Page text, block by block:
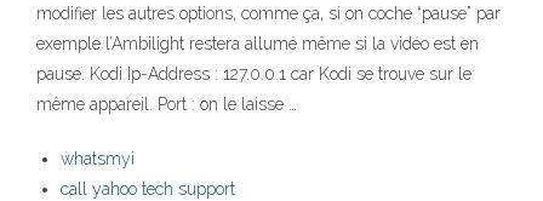
modifier les autres options, comme ça, si on coche “pause” par
exemple l’Ambilight restera allumé même si la vidéo est en
pause. Kodi Ip-Address : 127.0.0.1 car Kodi se trouve sur le
même appareil. Port : on le laisse …
whatsmyi
call yahoo tech support